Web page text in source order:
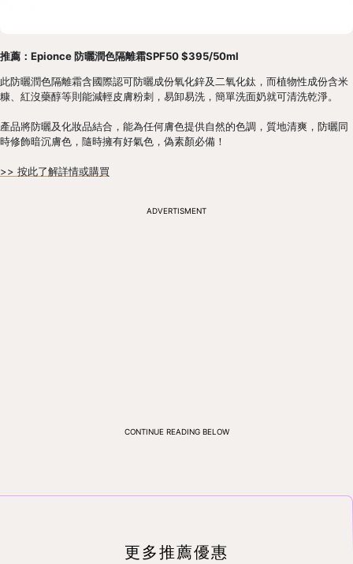
推薦：Epionce 防曬潤色隔離霜SPF50 $395/50ml
此防曬潤色隔離霜含國際認可防曬成份氧化鋅及二氧化鈦，而植物性成份含米
糠、紅沒藥醇等則能減輕皮膚粉刺，易卸易洗，簡單洗面奶就可清洗乾淨。
產品將防曬及化妝品結合，能為任何膚色提供自然的色調，質地清爽，防曬同
時修飾暗沉膚色，隨時擁有好氣色，偽素顏必備！
>> 按此了解詳情或購買
ADVERTISMENT
CONTINUE READING BELOW
更多推薦優惠